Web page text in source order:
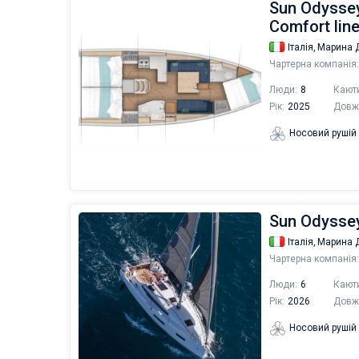
Sun
Comfort line
Італія, Марина
Чартерна компанія:
Люди: 8
Рік: 2025
Носовий рушій
Sun
Італія, Марина
Чартерна компанія:
Люди: 6
Рік: 2026
Носовий рушій